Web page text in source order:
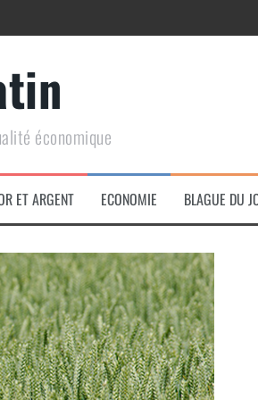
de conquête géopolitique massive
économique
ET ARGENT ECONOMIE BLAGUE DU